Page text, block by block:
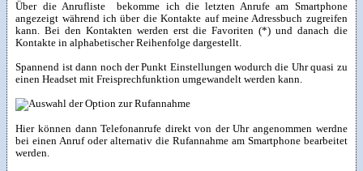
Über die Anrufliste bekomme ich die letzten Anrufe am Smartphone
angezeigt während ich über die Kontakte auf meine Adressbuch zugreifen
kann. Bei den Kontakten werden erst die Favoriten (*) und danach die
Kontakte in alphabetischer Reihenfolge dargestellt.
Spannend ist dann noch der Punkt Einstellungen wodurch die Uhr quasi zu
einen Headset mit Freisprechfunktion umgewandelt werden kann.
Hier können dann Telefonanrufe direkt von der Uhr angenommen werdne
bei einen Anruf oder alternativ die Rufannahme am Smartphone bearbeitet
werden.